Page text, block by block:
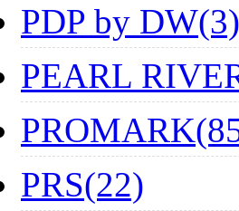
PDP by DW(3)
PEARL
PRS(22)